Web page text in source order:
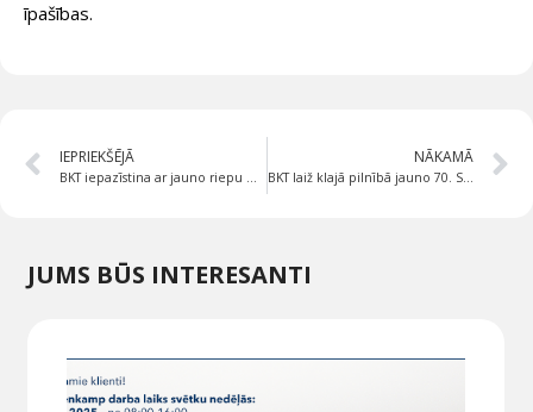
īpašības.
IEPRIEKŠĒJĀ NĀKAMĀ
BKT laiž klajā pilnībā jauno 70. Sēriju AGRIMAXFACTOR: tehnoloģiju un estētiskā dizaina šedevrs
JUMS BŪS INTERESANTI